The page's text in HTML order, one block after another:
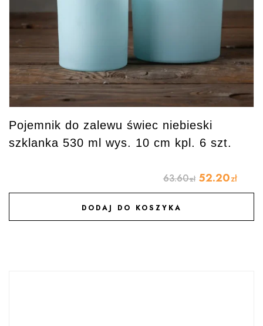
Pojemnik do zalewu świec niebieski
szklanka 530 ml wys. 10 cm kpl. 6 szt.
63.60zł 52.20zł
DODAJ DO KOSZYKA
DODAJ DO ULUBIONYCH